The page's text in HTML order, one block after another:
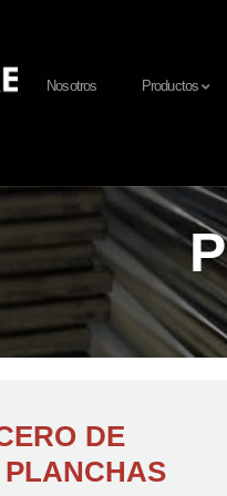
Nosotros Productos
DE